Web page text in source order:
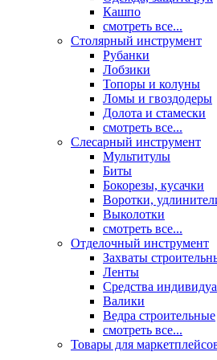
Кашпо
смотреть все...
Столярный инструмент
Рубанки
Лобзики
Топоры и колуны
Ломы и гвоздодеры
Долота и стамески
смотреть все...
Слесарный инструмент
Мультитулы
Биты
Бокорезы, кусачки
Воротки,
Выколотки
смотреть все...
Отделочный инструмент
Захваты
Ленты
Средства
Валики
Ведра строительные
смотреть все...
Товары для